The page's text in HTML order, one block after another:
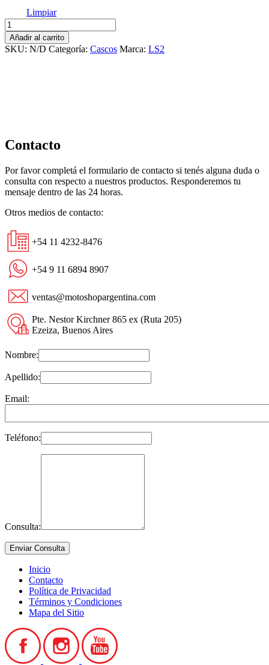
Limpiar
Casco
370
Easy
Matt
Añadir al carrito
SKU: N/D Categoría: Cascos Marca: LS2
Contacto
Por favor completá el formulario de contacto si tenés alguna duda o
consulta con respecto a nuestros productos. Responderemos tu
mensaje dentro de las 24 horas.
Otros medios de contacto:
+54 11 4232-8476
+54 9 11 6894 8907
ventas@motoshopargentina.com
Pte. Nestor Kirchner 865 ex (Ruta 205)
Ezeiza, Buenos Aires
Nombre:
Apellido:
Email:
Teléfono:
Consulta:
Inicio
Contacto
Política de Privacidad
Términos y Condiciones
Mapa del Sitio